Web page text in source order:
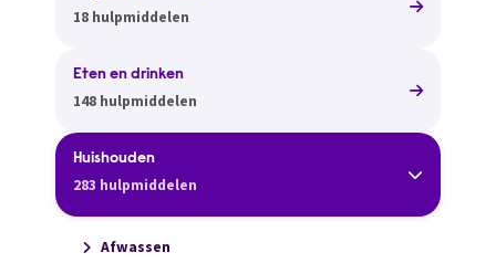
18 hulpmiddelen
Eten en drinken
148 hulpmiddelen
Huishouden
283 hulpmiddelen
Afwassen